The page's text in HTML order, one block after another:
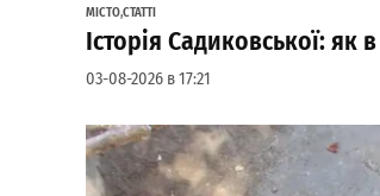
МІСТО,СТАТТІ
Історія Садиковської:
03-08-2026 в 17:21